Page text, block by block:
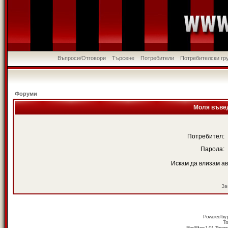
Въпроси/Отговори Търсене Потребители Потребителски
Форуми
Моля
Потребител:
Парола:
Искам да влизам
Powered by